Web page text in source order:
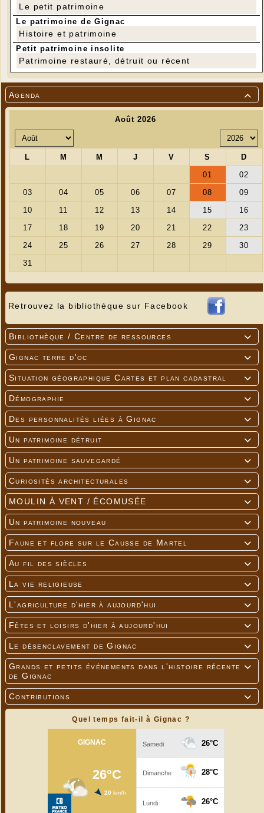

Agenda
Retrouvez la bibliothèque sur Facebook

Bibliothèque / Centre de ressources

Gignac terre d'oc

Situation géographique Cartes et plan cadastral

Démographie

Des personnalités liées à Gignac

Un patrimoine détruit

Un patrimoine sauvegardé

Curiosités architecturales

MOULIN À VENT / ÉCOMUSÉE

Un patrimoine nouveau

Faune et flore sur le Causse de Martel

Au fil des siècles

La vie religieuse

L'agriculture d'hier à aujourd'hui

Fêtes et loisirs d'hier à aujourd'hui

Le désenclavement de Gignac

Grands et petits événements dans l'histoire récente
de Gignac

Contributions
Quel temps fait-il à Gignac ?
Le petit patrimoine
Le patrimoine de Gignac
Histoire et patrimoine
Petit patrimoine insolite
Patrimoine restauré, détruit ou récent